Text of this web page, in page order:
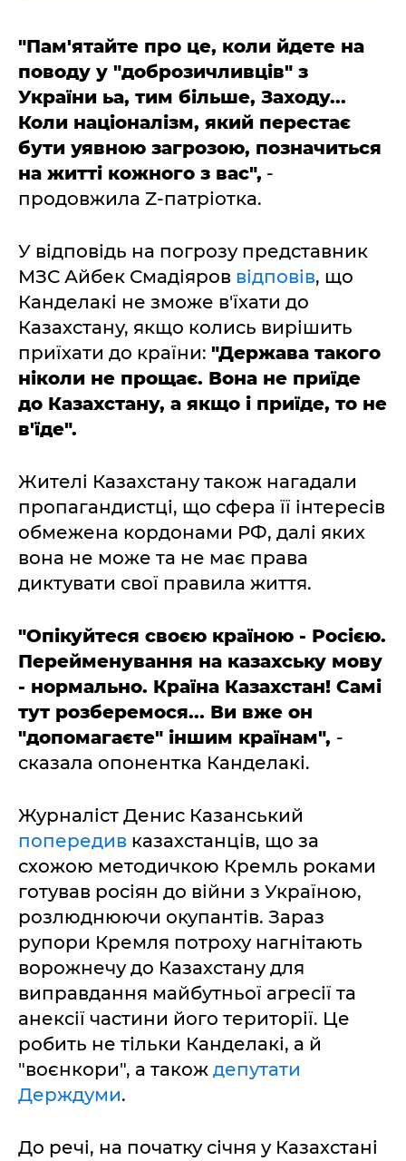
"Пам'ятайте про це, коли йдете на
поводу у "доброзичливців" з
України ьа, тим більше, Заходу...
Коли націоналізм, який перестає
бути уявною загрозою, позначиться
на житті кожного з вас", -
продовжила Z-патріотка.
У відповідь на погрозу представник
МЗС Айбек Смадіяров відповів, що
Канделакі не зможе в'їхати до
Казахстану, якщо колись вирішить
приїхати до країни: "Держава такого
ніколи не прощає. Вона не приїде
до Казахстану, а якщо і приїде, то не
в'їде".
Жителі Казахстану також нагадали
пропагандистці, що сфера її інтересів
обмежена кордонами РФ, далі яких
вона не може та не має права
диктувати свої правила життя.
"Опікуйтеся своєю країною - Росією.
Перейменування на казахську мову
- нормально. Країна Казахстан! Самі
тут розберемося... Ви вже он
"допомагаєте" іншим країнам", -
сказала опонентка Канделакі.
Журналіст Денис Казанський
попередив казахстанців, що за
схожою методичкою Кремль роками
готував росіян до війни з Україною,
розлюднюючи окупантів. Зараз
рупори Кремля потроху нагнітають
ворожнечу до Казахстану для
виправдання майбутньої агресії та
анексії частини його території. Це
робить не тільки Канделакі, а й
"воєнкори", а також депутати
Держдуми.
До речі, на початку січня у Казахстані